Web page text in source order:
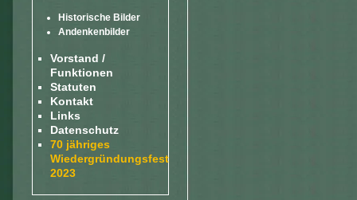
Historische Bilder
Andenkenbilder
Vorstand /
Funktionen
Statuten
Kontakt
Links
Datenschutz
70 jähriges
Wiedergründungsfest
2023